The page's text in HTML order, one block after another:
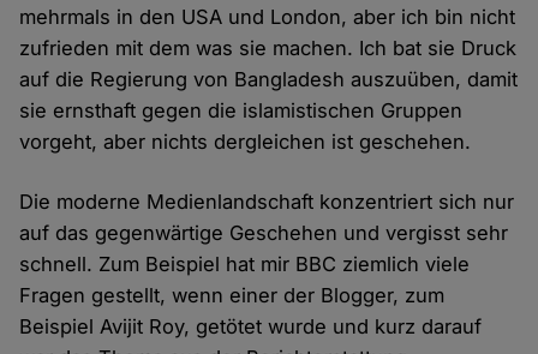
mehrmals in den USA und London, aber ich bin nicht
zufrieden mit dem was sie machen. Ich bat sie Druck
auf die Regierung von Bangladesh auszuüben, damit
sie ernsthaft gegen die islamistischen Gruppen
vorgeht, aber nichts dergleichen ist geschehen.
Die moderne Medienlandschaft konzentriert sich nur
auf das gegenwärtige Geschehen und vergisst sehr
schnell. Zum Beispiel hat mir BBC ziemlich viele
Fragen gestellt, wenn einer der Blogger, zum
Beispiel Avijit Roy, getötet wurde und kurz darauf